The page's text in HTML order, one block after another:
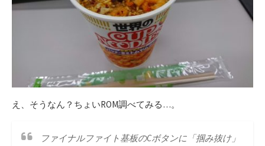
え、そうなん？ちょいROM調べてみる…。
ファイナルファイト基板のCボタンに「掴み抜け」